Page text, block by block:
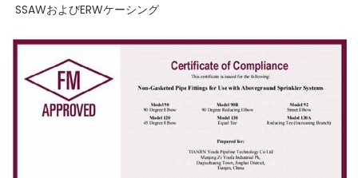
SSAWおよびERWケーシング